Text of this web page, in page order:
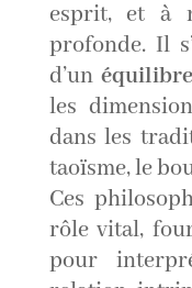
esprit, et à
profonde. Il
d’un
les
dans les
taoïsme, le
Ces
rôle vital,
pour